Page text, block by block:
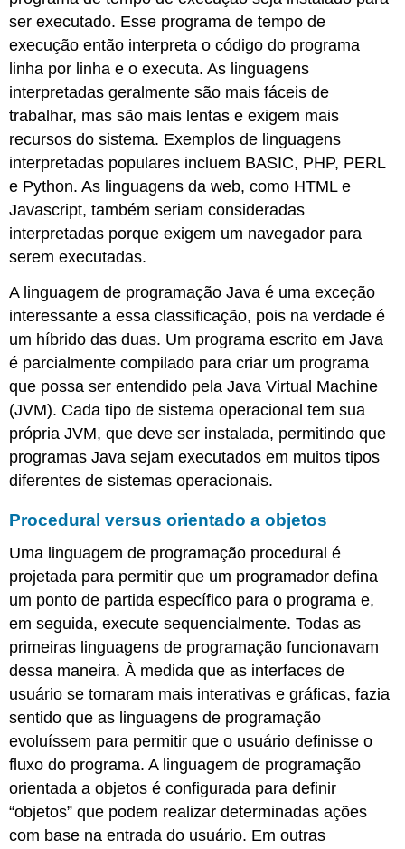
ser executado. Esse programa de tempo de
execução então interpreta o código do programa
linha por linha e o executa. As linguagens
interpretadas geralmente são mais fáceis de
trabalhar, mas são mais lentas e exigem mais
recursos do sistema. Exemplos de linguagens
interpretadas populares incluem BASIC, PHP, PERL
e Python. As linguagens da web, como HTML e
Javascript, também seriam consideradas
interpretadas porque exigem um navegador para
serem executadas.
A linguagem de programação Java é uma exceção
interessante a essa classificação, pois na verdade é
um híbrido das duas. Um programa escrito em Java
é parcialmente compilado para criar um programa
que possa ser entendido pela Java Virtual Machine
(JVM). Cada tipo de sistema operacional tem sua
própria JVM, que deve ser instalada, permitindo que
programas Java sejam executados em muitos tipos
diferentes de sistemas operacionais.
Procedural versus orientado a objetos
Uma linguagem de programação procedural é
projetada para permitir que um programador defina
um ponto de partida específico para o programa e,
em seguida, execute sequencialmente. Todas as
primeiras linguagens de programação funcionavam
dessa maneira. À medida que as interfaces de
usuário se tornaram mais interativas e gráficas, fazia
sentido que as linguagens de programação
evoluíssem para permitir que o usuário definisse o
fluxo do programa. A linguagem de programação
orientada a objetos é configurada para definir
“objetos” que podem realizar determinadas ações
com base na entrada do usuário. Em outras